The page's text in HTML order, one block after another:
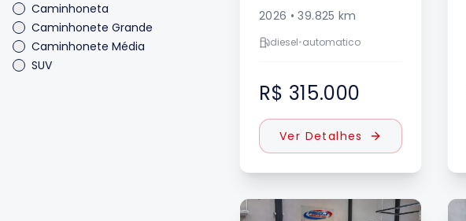
Caminhoneta
Caminhonete Grande
Caminhonete Média
SUV
2026 •39.825 km
diesel•automatico
R$ 315.000
Ver Detalhes